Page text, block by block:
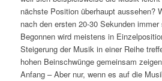
nächste Position überhaupt aussehen?
nach den ersten 20-30 Sekunden
Begonnen wird meistens in
Steigerung der Musik in einer Reihe
hohen Beinschwünge gemeinsam
Anfang – Aber nur, wenn es auf die